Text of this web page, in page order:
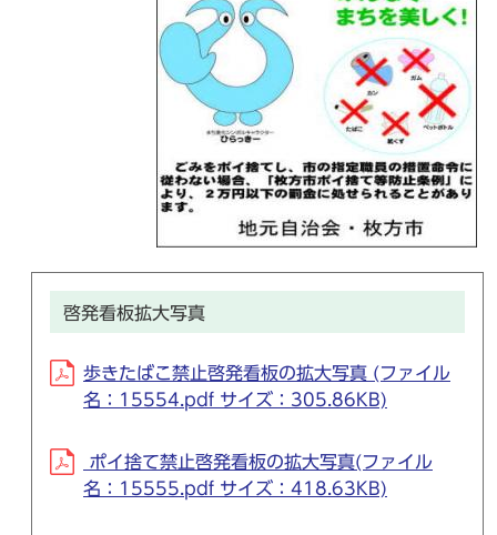
啓発看板拡大写真
歩きたばこ禁止啓発看板の拡大写真 (ファイル
名：15554.pdf サイズ：305.86KB)
ポイ捨て禁止啓発看板の拡大写真(ファイル
名：15555.pdf サイズ：418.63KB)